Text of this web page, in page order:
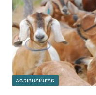
AGRIBUSINESS